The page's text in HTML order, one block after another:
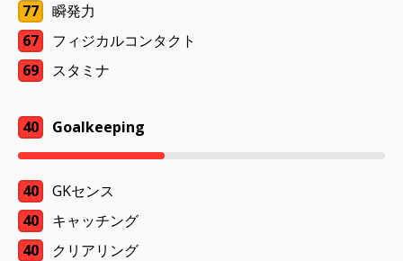
77
瞬発力
67
フィジカルコンタクト
69
スタミナ
40 Goalkeeping
40
GKセンス
40
キャッチング
40
クリアリング